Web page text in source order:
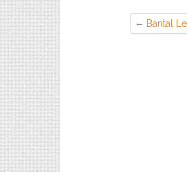
Bantal
di Kota